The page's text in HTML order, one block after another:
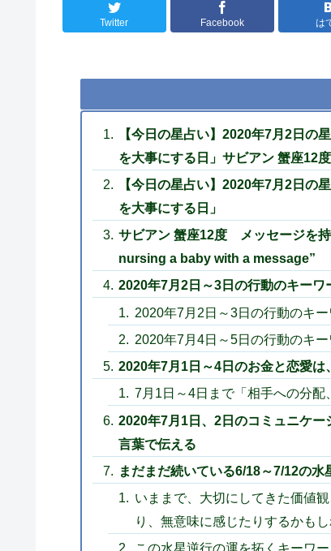
Twitter Facebook は
【今日の星占い】2020年7月2日の
を大事にする日」サビアン 蟹座
【今日の星占い】2020年7月2日の
を大事にする日」
サビアン 蟹座12度 メッセージを
nursing a baby with a message”
2020年7月2日～3日の行動のキー
2020年7月2日～3日の行動のキ
2020年7月4日～5日の行動のキ
2020年7月1日～4日のお金と恋愛は
7月1日～4日まで「相手への分配
2020年7月1日、2日のコミュニケ
言葉で伝える
まだまだ続いている6/18～7/12の水
いままで、大切にしてきた価値
り、無意味に感じたりするかもし
この水星逆行の運を拓くキーワ